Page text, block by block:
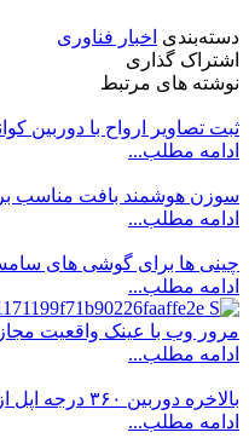
دسته‌بندی اخبار فناوری
اشتراک گذاری
نوشته های مرتبط
ثبت تصاویر ارواح با دوربین
ادامه مطلب...
سوزن هوشمند بافت مناسب
ادامه مطلب...
چینی ها برای گوشی های
ادامه مطلب...
مرور وب با عینک واقعیت
ادامه مطلب...
بالاخره دوربین ۳۶۰ درجه اپل از راه رسید
ادامه مطلب...